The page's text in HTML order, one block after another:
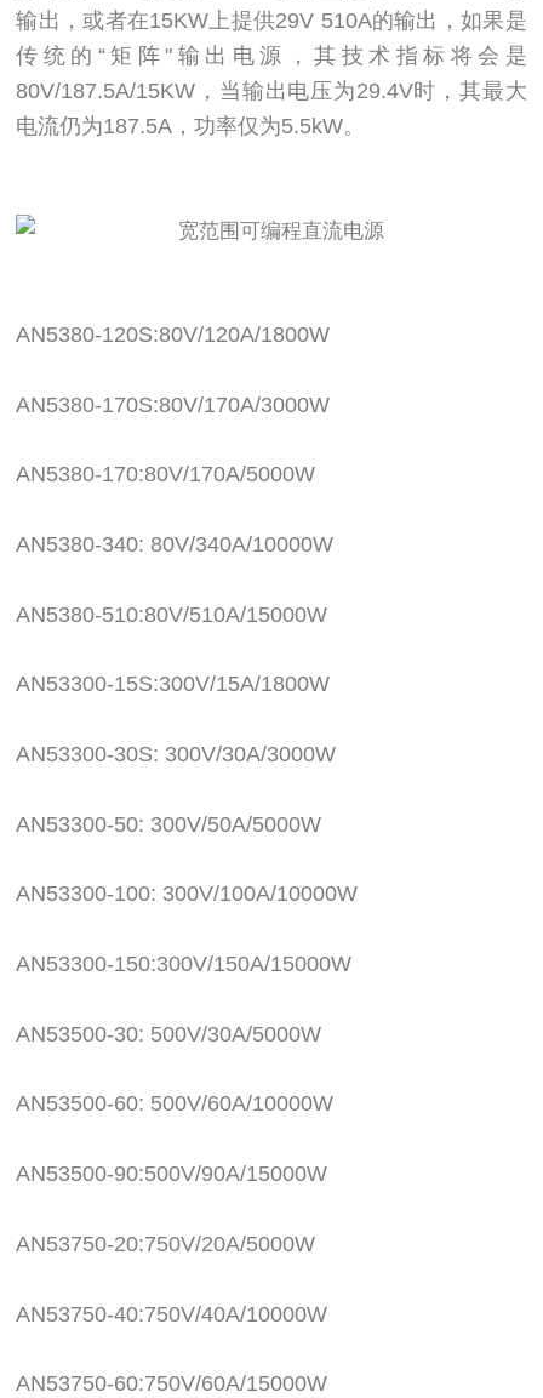
输出，或者在15KW上提供29V 510A的输出，如果是
传统的“矩阵"输出电源，其技术指标将会是
80V/187.5A/15KW，当输出电压为29.4V时，其最大
电流仍为187.5A，功率仅为5.5kW。
AN5380-120S:80V/120A/1800W
AN5380-170S:80V/170A/3000W
AN5380-170:80V/170A/5000W
AN5380-340: 80V/340A/10000W
AN5380-510:80V/510A/15000W
AN53300-15S:300V/15A/1800W
AN53300-30S: 300V/30A/3000W
AN53300-50: 300V/50A/5000W
AN53300-100: 300V/100A/10000W
AN53300-150:300V/150A/15000W
AN53500-30: 500V/30A/5000W
AN53500-60: 500V/60A/10000W
AN53500-90:500V/90A/15000W
AN53750-20:750V/20A/5000W
AN53750-40:750V/40A/10000W
AN53750-60:750V/60A/15000W